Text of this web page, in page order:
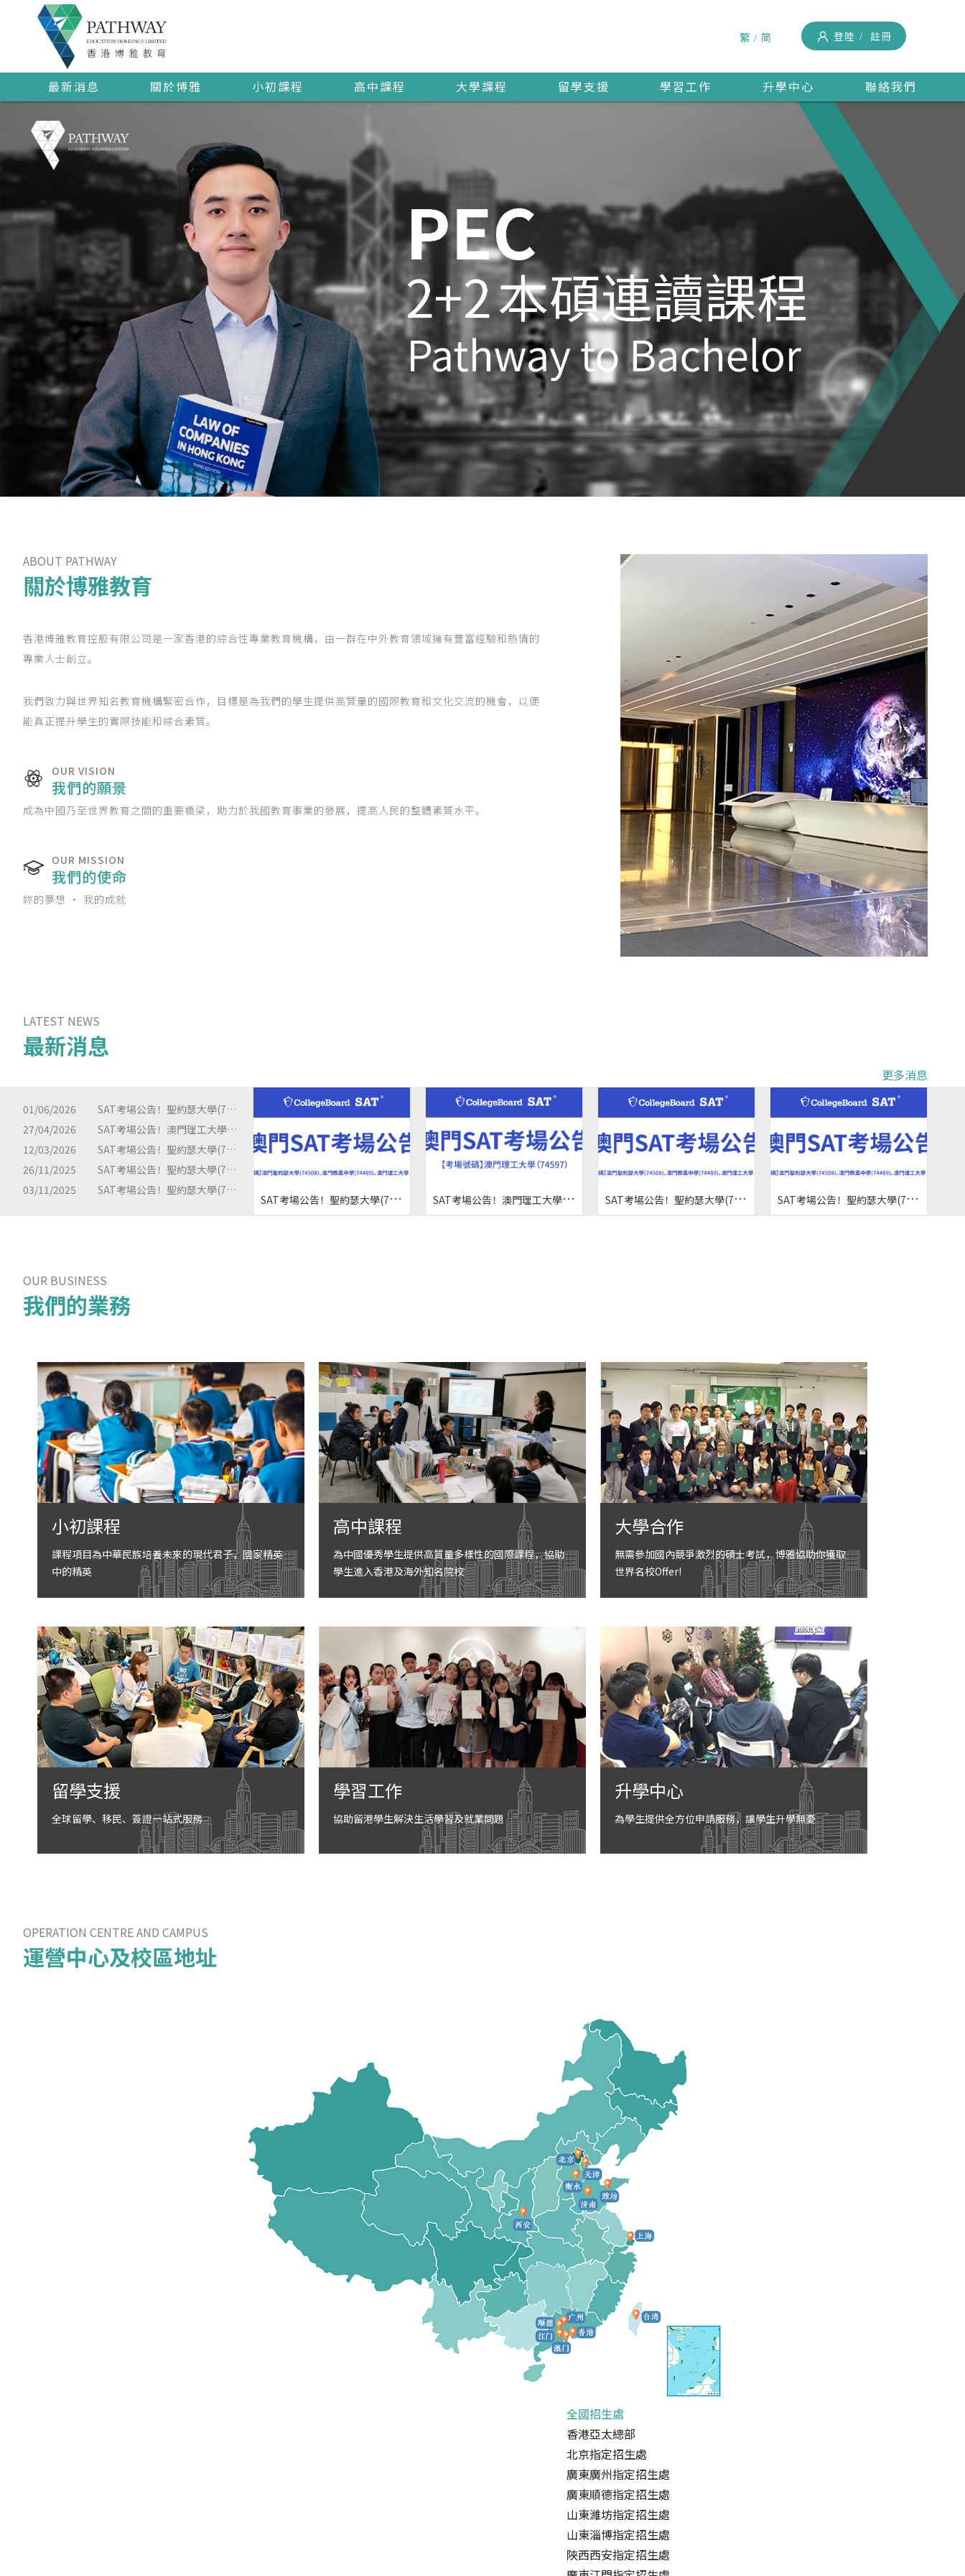
繁 简 登陸 註冊
最新消息 關於博雅 小初課程 高中課程 大學課程 留學支援 學習工作 升學中心 聯絡我們
ABOUT PATHWAY
關於博雅教育
香港博雅教育控股有限公司是一家香港的綜合性專業教育機構，由一群在中外教育領域擁有豐富經驗和熱情的
專業人士創立。
我們致力與世界知名教育機構緊密合作，目標是為我們的學生提供高質量的國際教育和文化交流的機會，以便
能真正提升學生的實際技能和綜合素質。
OUR VISION
我們的願景
成為中國乃至世界教育之間的重要橋梁，助力於我國教育事業的發展，提高人民的整體素質水平。
OUR MISSION
我們的使命
妳的夢想 • 我的成就
LATEST NEWS
最新消息
更多消息
01/06/2026
SAT考場公告！聖約瑟大學(74508)、澳門教業中學(74489)、澳門理工大學（74597）
27/04/2026
SAT考場公告！澳門理工大學（74597）
12/03/2026
SAT考場公告！聖約瑟大學(74508)、澳門教業中學(74489)、澳門理工大學（74597）
26/11/2025
SAT考場公告！聖約瑟大學(74508)、澳門教業中學(74489)、澳門理工大學（74597）
03/11/2025
SAT考場公告！聖約瑟大學(74508)、澳門教業中學(74489)、澳門理工大學（74597） S
AT考場公告！聖約瑟大學(74508)、澳門教業中學(74489)、澳門理工大學（74597） S
AT考場公告！澳門理工大學（74597） S
AT考場公告！聖約瑟大學(74508)、澳門教業中學(74489)、澳門理工大學（74597） S
AT考場公告！聖約瑟大學(74508)、澳門教業中學(74489)、澳門理工大學（74597）
OUR BUSINESS
我們的業務
小初課程
課程項目為中華民族培養未來的現代君子，國家精英
中的精英
高中課程
為中國優秀學生提供高質量多樣性的國際課程，協助
學生進入香港及海外知名院校
大學合作
無需參加國內競爭激烈的碩士考試，博雅協助你獲取
世界名校Offer!
留學支援
全球留學、移民、簽證一站式服務
學習工作
協助留港學生解決生活學習及就業問題
升學中心
為學生提供全方位申請服務，讓學生升學無憂
OPERATION CENTRE AND CAMPUS
運營中心及校區地址
全國招生處
香港亞太總部
北京指定招生處
廣東廣州指定招生處
廣東順德指定招生處
山東濰坊指定招生處
山東淄博指定招生處
陜西西安指定招生處